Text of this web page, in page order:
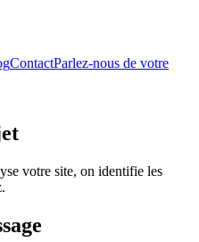
ContactParlez-nous de votre
votre site, on identifie les